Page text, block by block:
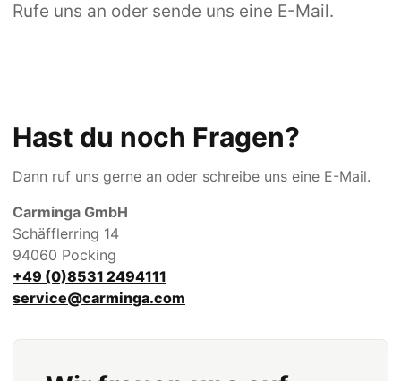
Rufe uns an oder sende uns eine E-Mail.
Hast du noch Fragen?
Dann ruf uns gerne an oder schreibe uns eine E-Mail.
Carminga GmbH
Schäfflerring 14
94060 Pocking
+49 (0)8531 2494111
service@carminga.com